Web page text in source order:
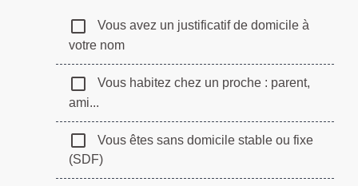
check_box_outline_blank
Vous avez un justificatif de domicile à
votre nom
check_box_outline_blank
Vous habitez chez un proche : parent,
ami...
check_box_outline_blank
Vous êtes sans domicile stable ou fixe
(SDF)